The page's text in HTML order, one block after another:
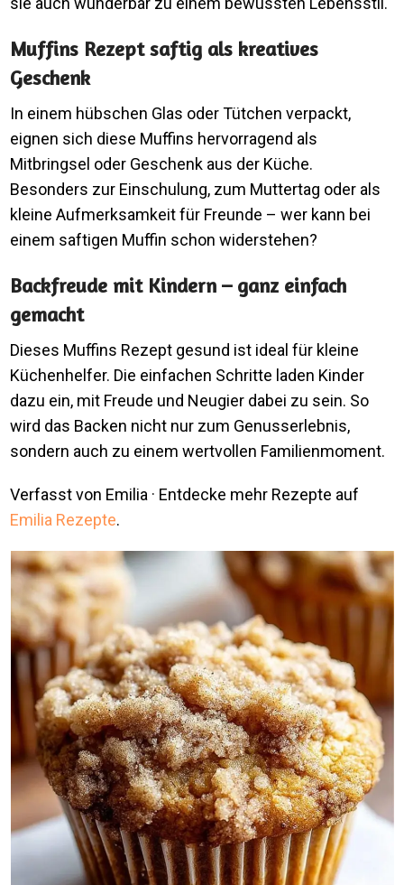
Muffins Rezept saftig als kreatives
Geschenk
In einem hübschen Glas oder Tütchen verpackt,
eignen sich diese Muffins hervorragend als
Mitbringsel oder Geschenk aus der Küche.
Besonders zur Einschulung, zum Muttertag oder als
kleine Aufmerksamkeit für Freunde – wer kann bei
einem saftigen Muffin schon widerstehen?
Backfreude mit Kindern – ganz einfach
gemacht
Dieses Muffins Rezept gesund ist ideal für kleine
Küchenhelfer. Die einfachen Schritte laden Kinder
dazu ein, mit Freude und Neugier dabei zu sein. So
wird das Backen nicht nur zum Genusserlebnis,
sondern auch zu einem wertvollen Familienmoment.
Verfasst von Emilia · Entdecke mehr Rezepte auf
Emilia Rezepte.